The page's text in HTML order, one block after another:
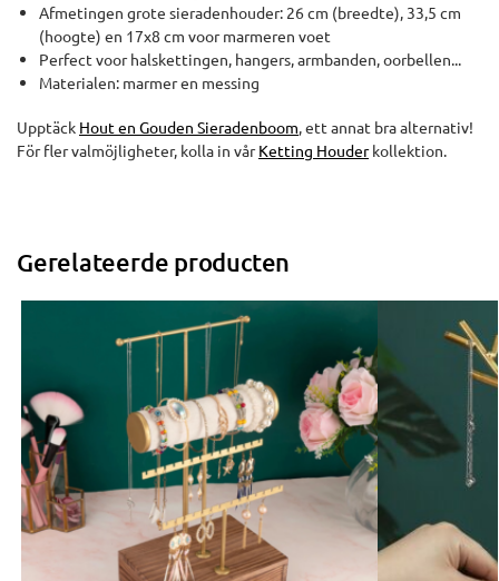
Afmetingen grote sieradenhouder: 26 cm (breedte), 33,5 cm
(hoogte) en 17x8 cm voor marmeren voet
Perfect voor halskettingen, hangers, armbanden, oorbellen...
Materialen: marmer en messing
Upptäck Hout en Gouden Sieradenboom, ett annat bra alternativ!
För fler valmöjligheter, kolla in vårKetting Houderkollektion.
Gerelateerde producten